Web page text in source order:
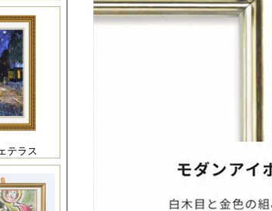
テラス